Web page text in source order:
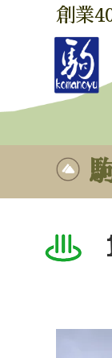
創業